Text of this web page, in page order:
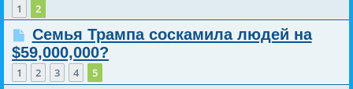
1 2
Семья Трампа соскамила людей на
$59,000,000?
1 2 3 4 5